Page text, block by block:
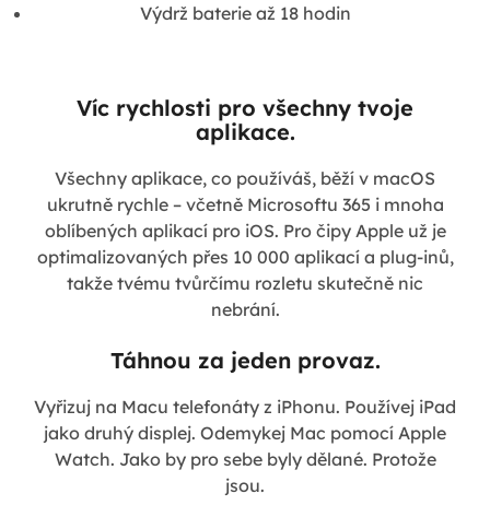
Výdrž baterie až 18 hodin
Víc rychlosti pro všechny tvoje
aplikace.
Všechny aplikace, co používáš, běží v macOS
ukrutně rychle – včetně Microsoftu 365 i mnoha
oblíbených aplikací pro iOS. Pro čipy Apple už je
optimalizovaných přes 10 000 aplikací a plug-inů,
takže tvému tvůrčímu rozletu skutečně nic
nebrání.
Táhnou za jeden provaz.
Vyřizuj na Macu telefonáty z iPhonu. Používej iPad
jako druhý displej. Odemykej Mac pomocí Apple
Watch. Jako by pro sebe byly dělané. Protože
jsou.